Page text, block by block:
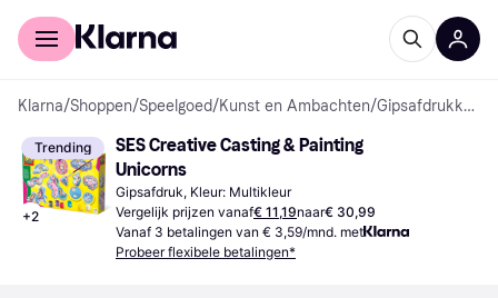
Voor shoppers
Klarna/Shoppen/Speelgoed/Kunst en Ambachten/ Gipsafdrukken
Trending
+2
SES Creative Casting & Painting
Unicorns
Gipsafdruk, Kleur: Multikleur
Vergelijk prijzen vanaf€ 11,19naar€ 30,99
Vanaf 3 betalingen van € 3,59/mnd. met
Probeer flexibele betalingen*